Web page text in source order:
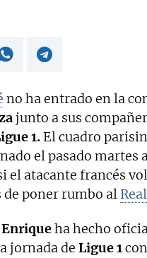
no ha entrado en la
junto a sus
1. El cuadro
el pasado
el atacante francés
de poner rumbo al
ha hecho
jornada de Ligue 1